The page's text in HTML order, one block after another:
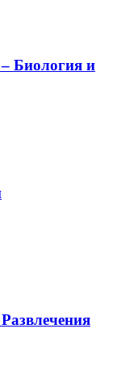
Биология и